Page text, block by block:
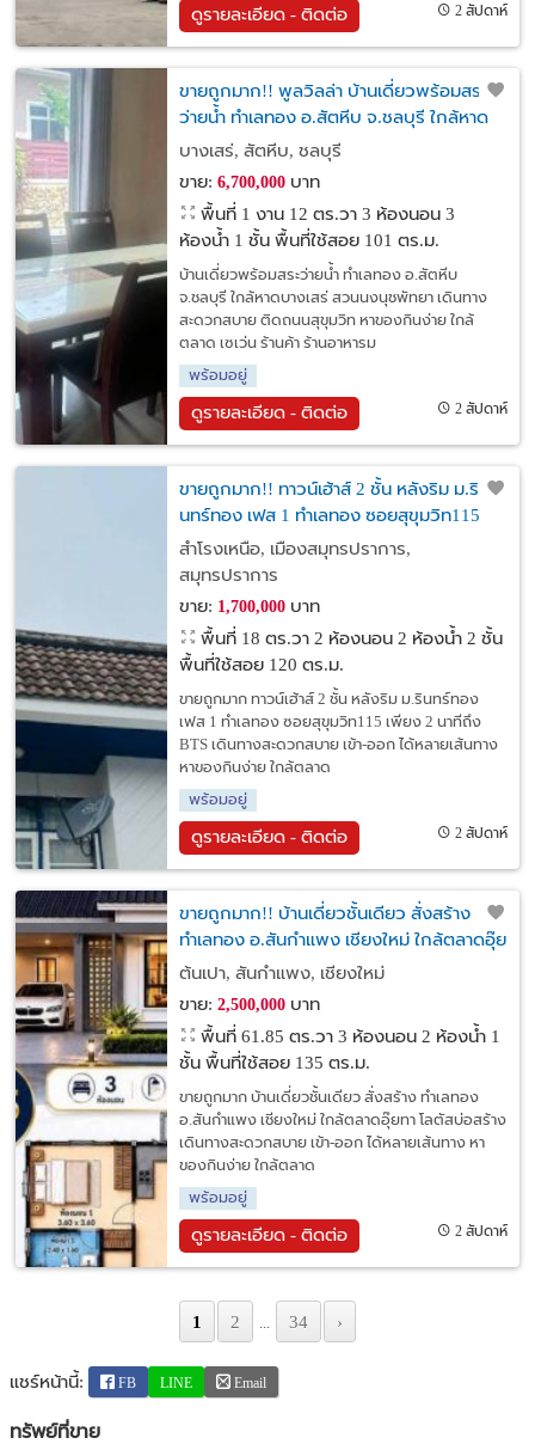
ดูรายละเอียด - ติดต่อ 2 สัปดาห์
ขายถูกมาก!! พูลวิลล่า บ้านเดี่ยวพร้อมสระ
ว่ายน้ำ ทำเลทอง อ.สัตหีบ จ.ชลบุรี ใกล้หาด
บางเสร่ สวนนงนุชพัทยา
บางเสร่, สัตหีบ, ชลบุรี
ขาย: 6,700,000บาท
พื้นที่ 1 งาน 12 ตร.วา 3 ห้องนอน 3
ห้องน้ำ 1 ชั้น พื้นที่ใช้สอย 101 ตร.ม.
บ้านเดี่ยวพร้อมสระว่ายน้ำ ทำเลทอง อ.สัตหีบ
จ.ชลบุรี ใกล้หาดบางเสร่ สวนนงนุชพัทยา เดินทาง
สะดวกสบาย ติดถนนสุขุมวิท หาของกินง่าย ใกล้
ตลาด เซเว่น ร้านค้า ร้านอาหารม
พร้อมอยู่
ดูรายละเอียด - ติดต่อ 2 สัปดาห์
ขายถูกมาก!! ทาวน์เฮ้าส์ 2 ชั้น หลังริม ม.ริ
นทร์ทอง เฟส 1 ทำเลทอง ซอยสุขุมวิท115
เพียง 2 นาทีถึง BTS
สำโรงเหนือ, เมืองสมุทรปราการ,
สมุทรปราการ
ขาย: 1,700,000บาท
พื้นที่ 18 ตร.วา 2 ห้องนอน 2 ห้องน้ำ 2 ชั้น
พื้นที่ใช้สอย 120 ตร.ม.
ขายถูกมาก ทาวน์เฮ้าส์ 2 ชั้น หลังริม ม.รินทร์ทอง
เฟส 1 ทำเลทอง ซอยสุขุมวิท115 เพียง 2 นาทีถึง
BTS เดินทางสะดวกสบาย เข้า-ออก ได้หลายเส้นทาง
หาของกินง่าย ใกล้ตลาด
พร้อมอยู่
ดูรายละเอียด - ติดต่อ 2 สัปดาห์
ขายถูกมาก!! บ้านเดี่ยวชั้นเดียว สั่งสร้าง
ทำเลทอง อ.สันกำแพง เชียงใหม่ ใกล้ตลาดอุ๊ย
ทา โลตัสบ่อสร้าง
ต้นเปา, สันกำแพง, เชียงใหม่
ขาย: 2,500,000บาท
พื้นที่ 61.85 ตร.วา 3 ห้องนอน 2 ห้องน้ำ 1
ชั้น พื้นที่ใช้สอย 135 ตร.ม.
ขายถูกมาก บ้านเดี่ยวชั้นเดียว สั่งสร้าง ทำเลทอง
อ.สันกำแพง เชียงใหม่ ใกล้ตลาดอุ๊ยทา โลตัสบ่อสร้าง
เดินทางสะดวกสบาย เข้า-ออก ได้หลายเส้นทาง หา
ของกินง่าย ใกล้ตลาด
พร้อมอยู่
ดูรายละเอียด - ติดต่อ 2 สัปดาห์
1 2 ... 34 ›
แชร์หน้านี้: FB LINE Email
ทรัพย์ที่ขาย